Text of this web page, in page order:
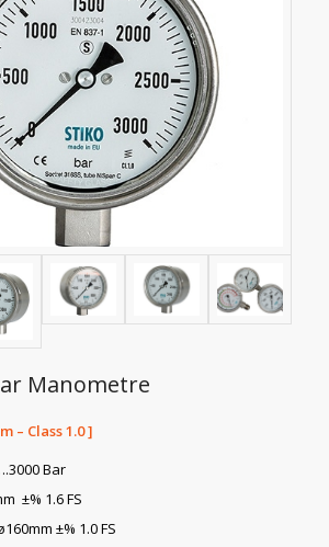
Manometre
– Class 1.0 ]
Bar
±% 1.6 FS
±% 1.0 FS